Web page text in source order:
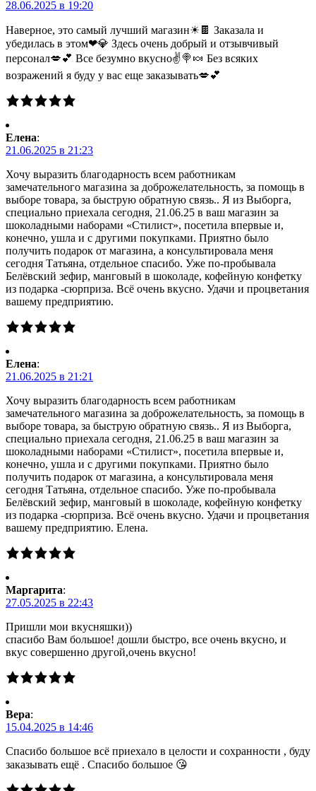
28.06.2025 в 19:20
Наверное, это самый лучший магазин☀🍫 Заказала и
убедилась в этом❤💎 Здесь очень добрый и отзывчивый
персонал💋💕 Все безумно вкусно✌🍭🍬 Без всяких
возражений я буду у вас еще заказывать💋💕
Елена:
21.06.2025 в 21:23
Хочу выразить благодарность всем работникам
замечательного магазина за доброжелательность, за помощь в
выборе товара, за быструю обратную связь.. Я из Выборга,
специально приехала сегодня, 21.06.25 в ваш магазин за
шоколадными наборами «Стилист», посетила впервые и,
конечно, ушла и с другими покупками. Приятно было
получить подарок от магазина, а консультировала меня
сегодня Татьяна, отдельное спасибо. Уже по-пробывала
Белёвский зефир, манговый в шоколаде, кофейную конфетку
из подарка -сюрприза. Всё очень вкусно. Удачи и процветания
вашему предприятию.
Елена:
21.06.2025 в 21:21
Хочу выразить благодарность всем работникам
замечательного магазина за доброжелательность, за помощь в
выборе товара, за быструю обратную связь.. Я из Выборга,
специально приехала сегодня, 21.06.25 в ваш магазин за
шоколадными наборами «Стилист», посетила впервые и,
конечно, ушла и с другими покупками. Приятно было
получить подарок от магазина, а консультировала меня
сегодня Татьяна, отдельное спасибо. Уже по-пробывала
Белёвский зефир, манговый в шоколаде, кофейную конфетку
из подарка -сюрприза. Всё очень вкусно. Удачи и процветания
вашему предприятию. Елена.
Маргарита:
27.05.2025 в 22:43
Пришли мои вкусняшки))
спасибо Вам большое! дошли быстро, все очень вкусно, и
вкус совершенно другой,очень вкусно!
Вера:
15.04.2025 в 14:46
Спасибо большое всё приехало в целости и сохранности , буду
заказывать ещё . Спасибо большое 😘